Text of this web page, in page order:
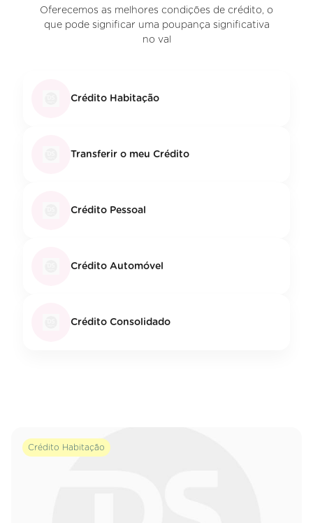
Oferecemos as melhores condições de crédito, o
que pode significar uma poupança significativa
no val
Crédito Habitação
Transferir o meu Crédito
Crédito Pessoal
Crédito Automóvel
Crédito Consolidado
Crédito Habitação